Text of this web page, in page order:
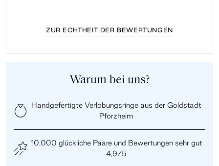
ZUR ECHTHEIT DER BEWERTUNGEN
Warum bei uns?
Handgefertigte Verlobungsringe aus der Goldstadt
Pforzheim
10.000 glückliche Paare und Bewertungen sehr gut
4,9/5